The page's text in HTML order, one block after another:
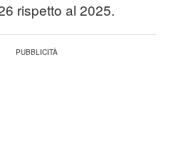
rispetto al 2025.